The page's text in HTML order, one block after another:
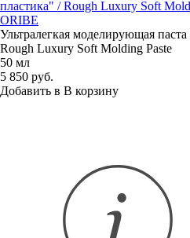
ORIBE
Ультралегкая моделирующая паста
Rough Luxury Soft Molding Paste
50 мл
5 850 руб.
Добавить в В корзину